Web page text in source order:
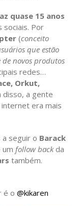
quase 15 anos
sociais. Por
(conceito
que estão
de novos produtos
redes…
Orkut,
disso, a gente
era mais
seguir o Barack
um follow backda
também.
é o @kikaren